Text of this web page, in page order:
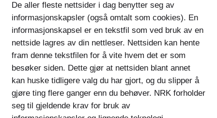
De aller fleste nettsider i dag benytter seg av
informasjonskapsler (også omtalt som cookies). En
informasjonskapsel er en tekstfil som ved bruk av en
nettside lagres av din nettleser. Nettsiden kan hente
fram denne tekstfilen for å vite hvem det er som
besøker siden. Dette gjør at nettsiden blant annet
kan huske tidligere valg du har gjort, og du slipper å
gjøre ting flere ganger enn du behøver. NRK forholder
seg til gjeldende krav for bruk av